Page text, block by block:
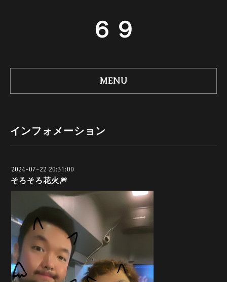
６９
MENU
インフォメーション
2024-07-22 20:31:00
そろそろ花火🎆